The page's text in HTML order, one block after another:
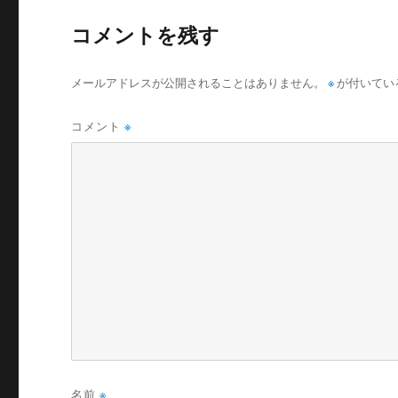
コメントを残す
メールアドレスが公開されることはありません。 ※ が付いて
コメント※
名前※